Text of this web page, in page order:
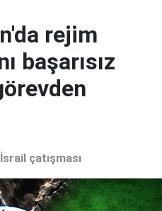
rejim
başarısız
çatışması